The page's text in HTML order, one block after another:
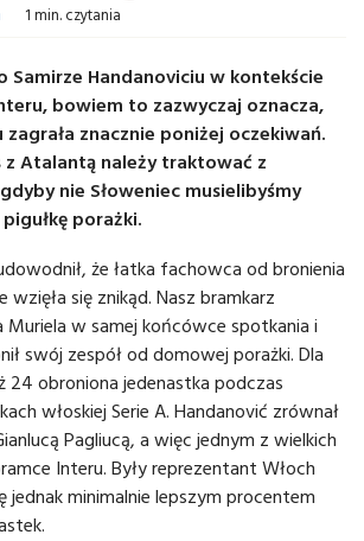
1 min. czytania
Samirze Handanoviciu w kontekście
bowiem to zazwyczaj oznacza,
zagrała znacznie poniżej oczekiwań.
z Atalantą należy traktować z
nie Słoweniec musielibyśmy
porażki.
że łatka fachowca od bronienia
się znikąd. Nasz bramkarz
Muriela w samej końcówce spotkania i
swój zespół od domowej porażki. Dla
24 obroniona jedenastka podczas
włoskiej Serie A. Handanović zrównał
Pagliucą, a więc jednym z wielkich
Interu. Były reprezentant Włoch
jednak minimalnie lepszym procentem